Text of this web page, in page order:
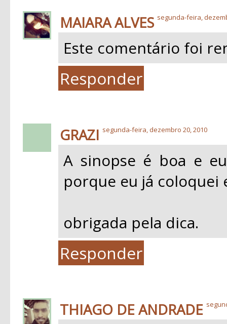
MAIARA ALVES segunda-feira,
Este comentário foi
Responder
GRAZI segunda-feira, dezembro 20, 2010
A sinopse é boa e
porque eu já coloquei
obrigada pela dica.
Responder
THIAGO DE ANDRADE